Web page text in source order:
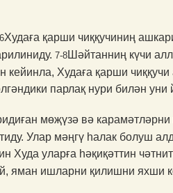
6Худаға қарши чиққучиниң
7-8 Шәйтанниң күчи
кейинла, Худаға қарши
парлақ нури билән уни
мөҗүзә вә карамәтләрни
Улар мәңгү һалак болуш
Худа уларға һәқиқәттин
яман ишларни қилишни яхши